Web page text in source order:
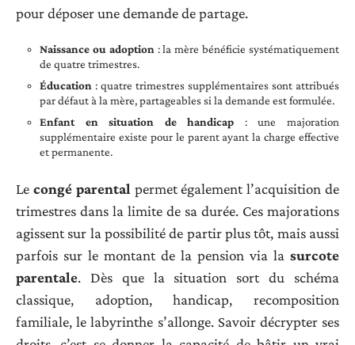
pour déposer une demande de partage.
Naissance ou adoption: la mère bénéficie systématiquement
de quatre trimestres.
Éducation : quatre trimestres supplémentaires sont attribués
par défaut à la mère, partageables si la demande est formulée.
Enfant en situation de handicap : une majoration
supplémentaire existe pour le parent ayant la charge effective
et permanente.
Le congé parental permet également l’acquisition de
trimestres dans la limite de sa durée. Ces majorations
agissent sur la possibilité de partir plus tôt, mais aussi
parfois sur le montant de la pension via la surcote
parentale. Dès que la situation sort du schéma
classique, adoption, handicap, recomposition
familiale, le labyrinthe s’allonge. Savoir décrypter ses